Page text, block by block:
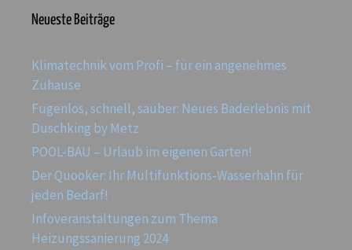
Neueste Beiträge
Klimatechnik vom Profi – für ein angenehmes
Zuhause
Fugenlos, schnell, sauber: Neues Baderlebnis mit
Duschking by Metz
POOL-BAU – Urlaub im eigenen Garten!
Der Quooker: Ihr Multifunktions-Wasserhahn für
jeden Bedarf!
Infoveranstaltungen zum Thema
Heizungssanierung 2024